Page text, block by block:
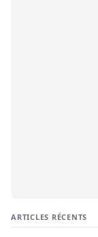
ARTICLES RÉCENTS